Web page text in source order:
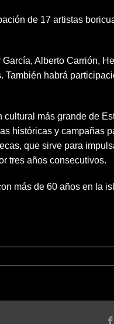
de 17 artistas
Alberto Carrión,
habrá
más grande de
históricas y campañas
que sirve para
tres años consecutivos.
más de 60 años en la